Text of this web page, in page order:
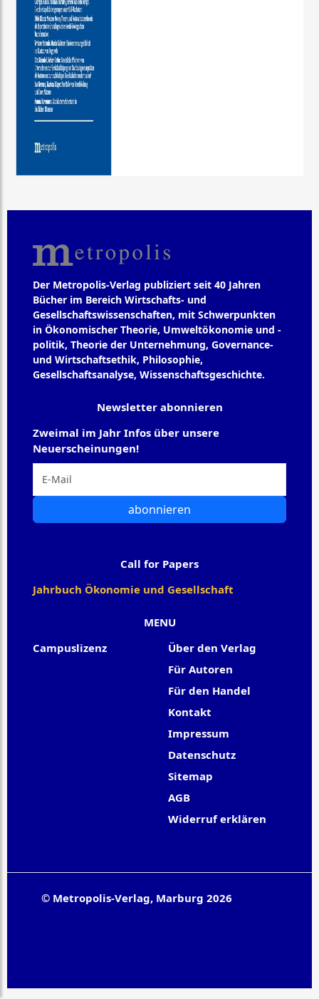
Der Metropolis-Verlag publiziert seit 40 Jahren
Bücher im Bereich Wirtschafts- und
Gesellschaftswissenschaften, mit Schwerpunkten
in Ökonomischer Theorie, Umweltökonomie und -
politik, Theorie der Unternehmung, Governance-
und Wirtschaftsethik, Philosophie,
Gesellschaftsanalyse, Wissenschaftsgeschichte.
MENU
Campuslizenz
Über den Verlag
Für Autoren
Für den Handel
Kontakt
Impressum
Datenschutz
Sitemap
AGB
Widerruf erklären
Newsletter abonnieren
Zweimal im Jahr Infos über unsere
Neuerscheinungen!
abonnieren
Call for Papers
Jahrbuch Ökonomie und Gesellschaft
© Metropolis-Verlag, Marburg 2026